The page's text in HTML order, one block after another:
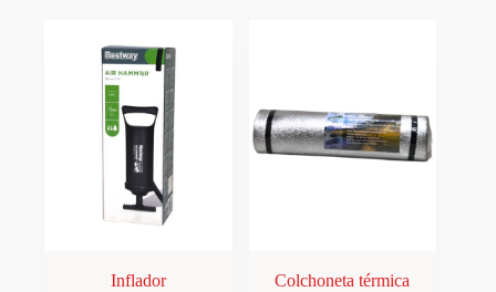
Inflador Colchoneta térmica